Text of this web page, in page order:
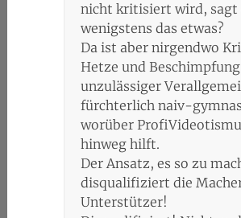
nicht kritisiert wird, sagt
wenigstens das etwas?
Da ist aber nirgendwo
Hetze und
unzulässiger
fürchterlich naiv-
worüber
hinweg hilft.
Der Ansatz, es so zu
disqualifiziert die
Unterstützer!